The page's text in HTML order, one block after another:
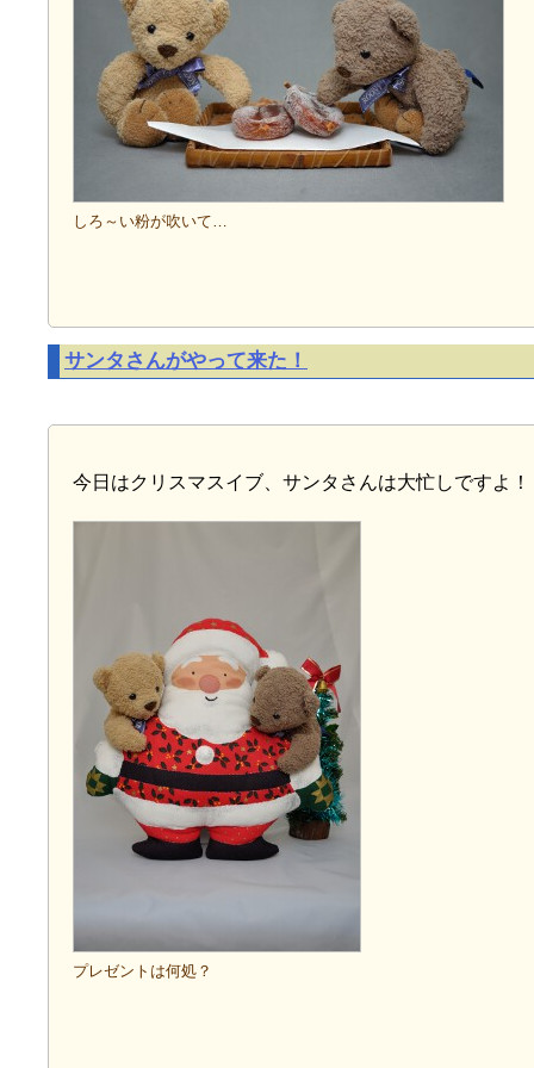
しろ～い粉が吹いて…
サンタさんがやって来た！
今日はクリスマスイブ、サンタさんは大忙しですよ！
プレゼントは何処？